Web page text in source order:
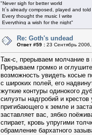
"Never sigh for better world
It`s already composed, played and told
Every thought the music I write
Everything a wish for the night"
© Nightwish
"Участь твоя быть рабой темноты,
Когда капают слёзы луны..."
© Eter Lake
Re: Goth's undead
Ответ #59 : 23 Сентябрь
Так-с, прерываем молчание
Прерываем громко и
возможность увидеть косые
с широких полей, его
жуткие контуры одинокого
силуэты надгробий и
пригибающего к земле и
заставляет вас, зябко
спирает, кровь упругими
обрамление бархатного